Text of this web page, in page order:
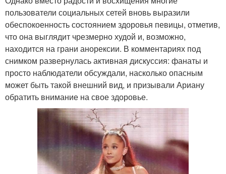
пользователи социальных сетей вновь выразили
обеспокоенность состоянием здоровья певицы, отметив,
что она выглядит чрезмерно худой и, возможно,
находится на грани анорексии. В комментариях под
снимком развернулась активная дискуссия: фанаты и
просто наблюдатели обсуждали, насколько опасным
может быть такой внешний вид, и призывали Ариану
обратить внимание на свое здоровье.